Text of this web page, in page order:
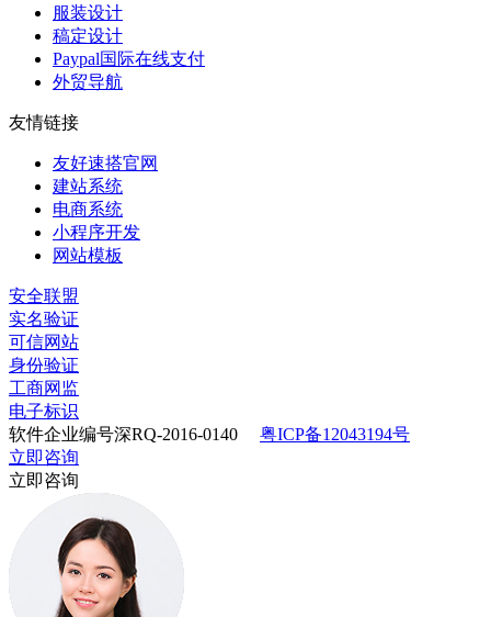
服装设计
稿定设计
Paypal国际在线支付
外贸导航
友情链接
友好速搭官网
建站系统
电商系统
小程序开发
网站模板
安全联盟
实名验证
可信网站
身份验证
工商网监
电子标识
软件企业编号深RQ-2016-0140
粤ICP备12043194号
立即咨询
立即咨询